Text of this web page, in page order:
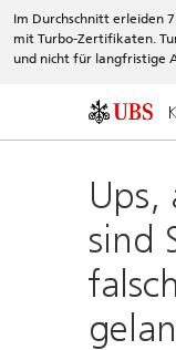
Im Durchschnitt erleiden
mit Turbo-Zertifikaten.
und nicht für langfristige
Ups,
sind